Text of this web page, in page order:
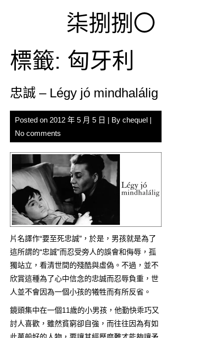
柒捌捌〇
標籤: 匈牙利
忠誠 – Légy jó mindhalálig
Posted on 2012 年 5 月 5 日 | By chequel |
No comments
片名譯作“要至死忠誠”，於是，男孩就是為了
這所謂的“忠誠”而忍受旁人的誤會和侮辱，孤
獨站立，看清世間的殘酷與虛偽。不過，並不
欣賞這種為了心中信念的忠誠而忍辱負重，世
人並不會因為一個小孩的犧牲而有所反省。
鏡頭集中在一個11歲的小男孩，他勤快乖巧又
討人喜歡，雖然貧窮卻自強，而往往因為有如